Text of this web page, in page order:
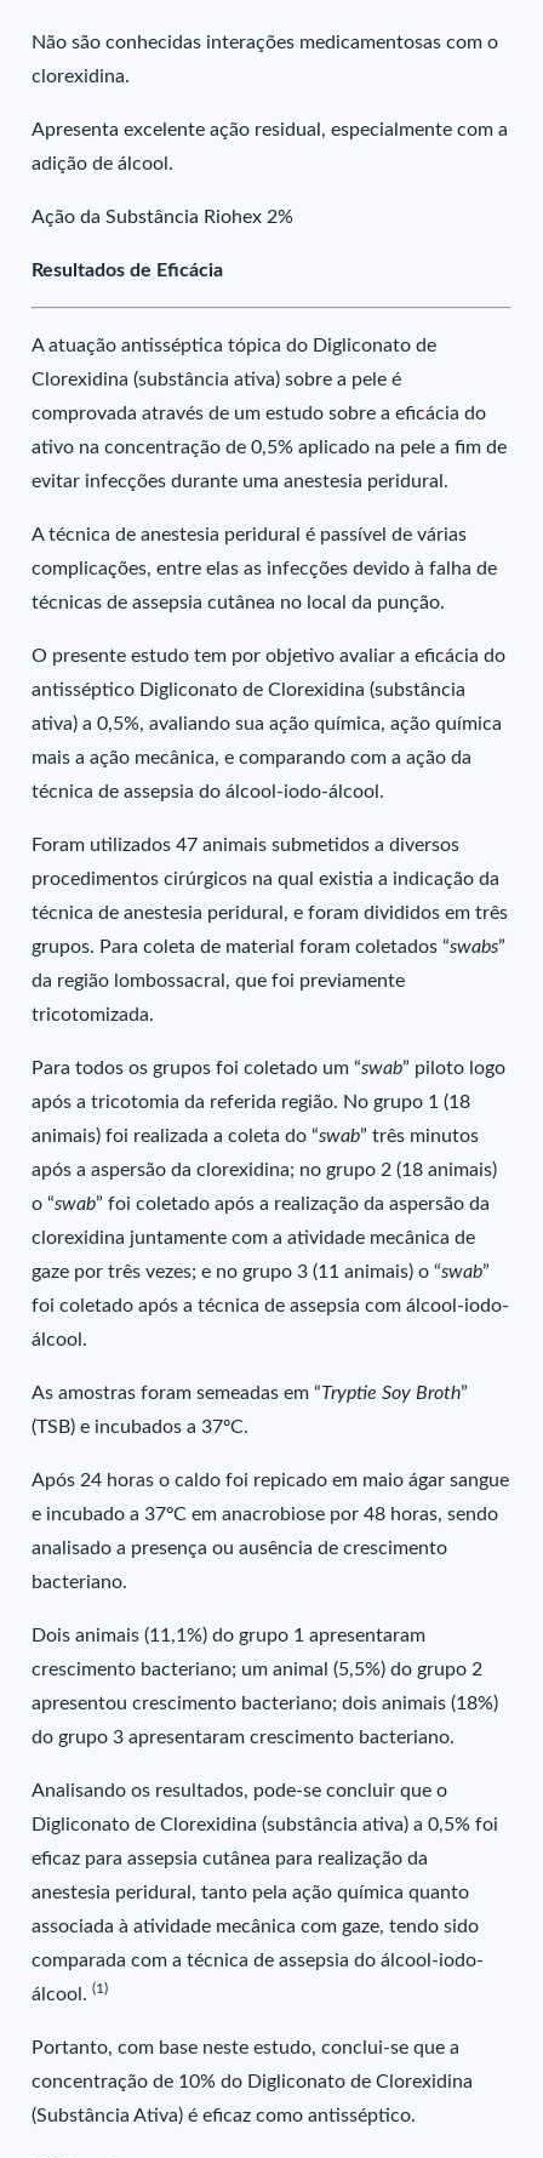
Não são conhecidas interações medicamentosas com o
clorexidina.
Apresenta excelente ação residual, especialmente com a
adição de álcool.
Ação da Substância Riohex 2%
Resultados de Eficácia
A atuação antisséptica tópica do Digliconato de
Clorexidina (substância ativa) sobre a pele é
comprovada através de um estudo sobre a eficácia do
ativo na concentração de 0,5% aplicado na pele a fim de
evitar infecções durante uma anestesia peridural.
A técnica de anestesia peridural é passível de várias
complicações, entre elas as infecções devido à falha de
técnicas de assepsia cutânea no local da punção.
O presente estudo tem por objetivo avaliar a eficácia do
antisséptico Digliconato de Clorexidina (substância
ativa) a 0,5%, avaliando sua ação química, ação química
mais a ação mecânica, e comparando com a ação da
técnica de assepsia do álcool-iodo-álcool.
Foram utilizados 47 animais submetidos a diversos
procedimentos cirúrgicos na qual existia a indicação da
técnica de anestesia peridural, e foram divididos em três
grupos. Para coleta de material foram coletados “swabs”
da região lombossacral, que foi previamente
tricotomizada.
Para todos os grupos foi coletado um “swab” piloto logo
após a tricotomia da referida região. No grupo 1 (18
animais) foi realizada a coleta do “swab” três minutos
após a aspersão da clorexidina; no grupo 2 (18 animais)
o “swab” foi coletado após a realização da aspersão da
clorexidina juntamente com a atividade mecânica de
gaze por três vezes; e no grupo 3 (11 animais) o “swab”
foi coletado após a técnica de assepsia com álcool-iodo-
álcool.
As amostras foram semeadas em “Tryptie Soy Broth”
(TSB) e incubados a 37ºC.
Após 24 horas o caldo foi repicado em maio ágar sangue
e incubado a 37ºC em anacrobiose por 48 horas, sendo
analisado a presença ou ausência de crescimento
bacteriano.
Dois animais (11,1%) do grupo 1 apresentaram
crescimento bacteriano; um animal (5,5%) do grupo 2
apresentou crescimento bacteriano; dois animais (18%)
do grupo 3 apresentaram crescimento bacteriano.
Analisando os resultados, pode-se concluir que o
Digliconato de Clorexidina (substância ativa) a 0,5% foi
eficaz para assepsia cutânea para realização da
anestesia peridural, tanto pela ação química quanto
associada à atividade mecânica com gaze, tendo sido
comparada com a técnica de assepsia do álcool-iodo-
álcool.(1)
Portanto, com base neste estudo, conclui-se que a
concentração de 10% do Digliconato de Clorexidina
(Substância Ativa) é eficaz como antisséptico.